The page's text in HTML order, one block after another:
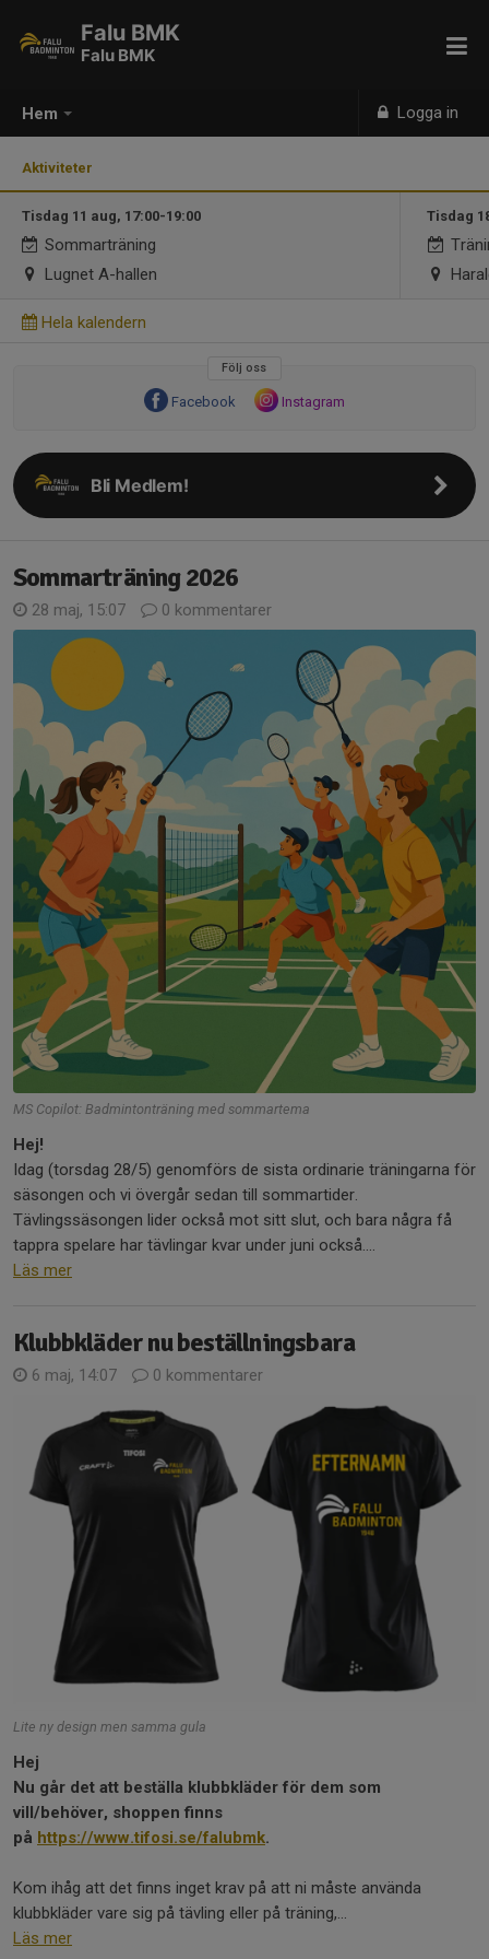
Hem Logga in
Falu BMK
Falu BMK
Aktiviteter
Tisdag 11 aug, 17:00-19:00
Sommarträning
Lugnet A-hallen
Tisdag
Hela kalendern
Följ oss
Facebook Instagram
Bli Medlem!
Sommarträning 2026
28 maj, 15:07 0 kommentarer
MS Copilot: Badmintonträning med sommartema
Hej!
Idag (torsdag 28/5) genomförs de sista ordinarie träningarna för
säsongen och vi övergår sedan till sommartider.
Tävlingssäsongen lider också mot sitt slut, och bara några få
tappra spelare har tävlingar kvar under juni också....
Läs mer
Klubbkläder nu beställningsbara
6 maj, 14:07 0 kommentarer
Lite ny design men samma gula
Hej
Nu går det att beställa klubbkläder för dem som
vill/behöver, shoppen finns
på https://www.tifosi.se/falubmk.
Kom ihåg att det finns inget krav på att ni måste använda
klubbkläder vare sig på tävling eller på träning,...
Läs mer